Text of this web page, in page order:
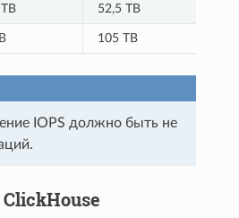
52,5 TB
105 TB
IOPS должно быть не